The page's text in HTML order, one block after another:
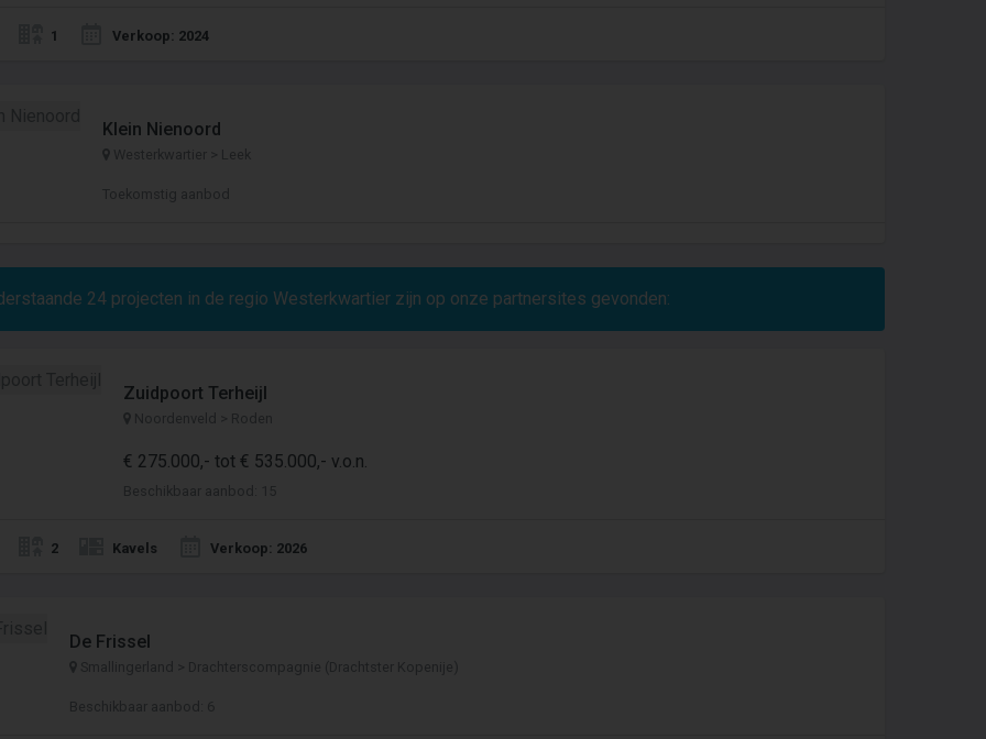
1 Verkoop: 2024
Klein Nienoord
Westerkwartier > Leek
Toekomstig aanbod
24 projecten in de regio Westerkwartier zijn op onze partnersites gevonden:
Zuidpoort Terheijl
Noordenveld > Roden
€ 275.000,- tot € 535.000,- v.o.n.
Beschikbaar aanbod: 15
2 Kavels Verkoop: 2026
De Frissel
Smallingerland > Drachterscompagnie (Drachtster Kopenije)
Beschikbaar aanbod: 6